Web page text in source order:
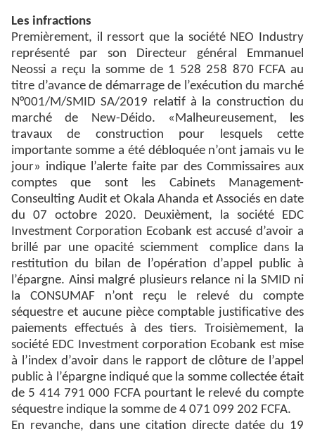
Les infractions
Premièrement, il ressort que la société NEO Industry
représenté par son Directeur général Emmanuel
Neossi a reçu la somme de 1 528 258 870 FCFA au
titre d’avance de démarrage de l’exécution du marché
N°001/M/SMID SA/2019 relatif à la construction du
marché de New-Déido. «Malheureusement, les
travaux de construction pour lesquels cette
importante somme a été débloquée n’ont jamais vu le
jour» indique l’alerte faite par des Commissaires aux
comptes que sont les Cabinets Management-
Conseulting Audit et Okala Ahanda et Associés en date
du 07 octobre 2020. Deuxièment, la société EDC
Investment Corporation Ecobank est accusé d’avoir a
brillé par une opacité sciemment complice dans la
restitution du bilan de l’opération d’appel public à
l’épargne. Ainsi malgré plusieurs relance ni la SMID ni
la CONSUMAF n’ont reçu le relevé du compte
séquestre et aucune pièce comptable justificative des
paiements effectués à des tiers. Troisièmement, la
société EDC Investment corporation Ecobank est mise
à l’index d’avoir dans le rapport de clôture de l’appel
public à l’épargne indiqué que la somme collectée était
de 5 414 791 000 FCFA pourtant le relevé du compte
séquestre indique la somme de 4 071 099 202 FCFA.
En revanche, dans une citation directe datée du 19